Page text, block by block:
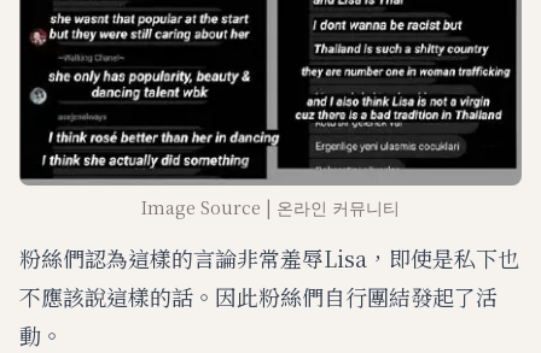
Image Source | 온라인 커뮤니티
粉絲們認為這樣的言論非常羞辱Lisa，即使是私下也
不應該說這樣的話。因此粉絲們自行團結發起了活
動。